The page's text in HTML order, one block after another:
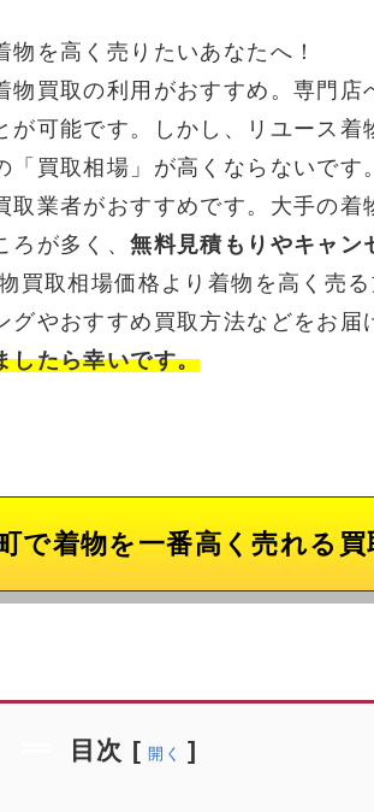
物を高く売りたいあなたへ！
買取の利用がおすすめ。専門店
可能です。しかし、リユース着
「買取相場」が高くならないです
取業者がおすすめです。大手の着
ろが多く、無料見積もりやキャン
買取相場価格より着物を高く売
グやおすすめ買取方法などをお届
したら幸いです。
で着物を一番高く売れる買
目次 [ 開く ]